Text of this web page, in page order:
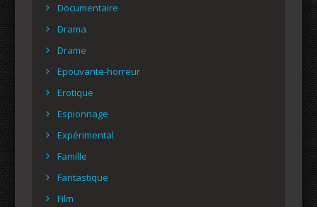
Documentaire
Drama
Drame
Epouvante-horreur
Erotique
Espionnage
Expérimental
Famille
Fantastique
Film